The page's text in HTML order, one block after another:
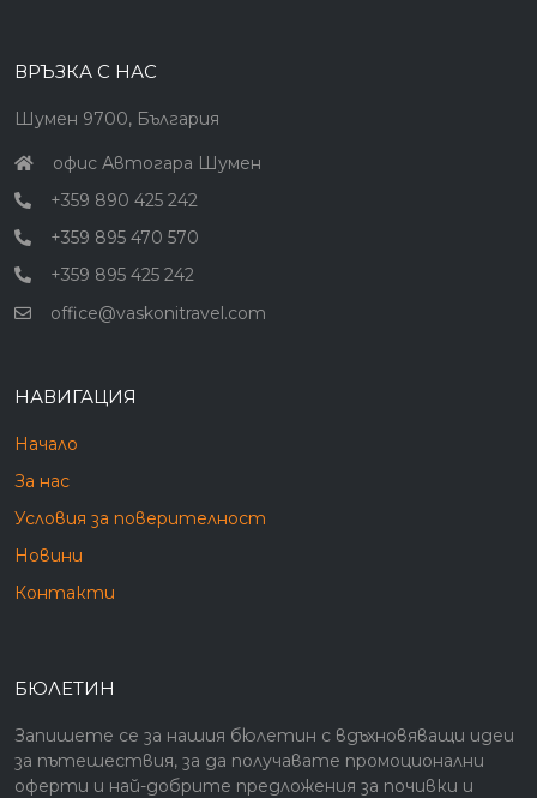
ВРЪЗКА С НАС
Шумен 9700, България
офис Автогара Шумен
+359 890 425 242
+359 895 470 570
+359 895 425 242
office@vaskonitravel.com
НАВИГАЦИЯ
Начало
За нас
Условия за поверителност
Новини
Контакти
БЮЛЕТИН
Запишете се за нашия бюлетин с вдъхновяващи идеи
за пътешествия, за да получавате промоционални
оферти и най-добрите предложения за почивки и